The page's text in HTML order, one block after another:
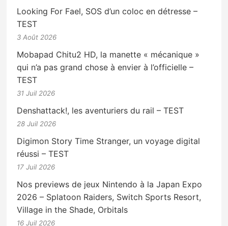
Looking For Fael, SOS d’un coloc en détresse –
TEST
3 Août 2026
Mobapad Chitu2 HD, la manette « mécanique »
qui n’a pas grand chose à envier à l’officielle –
TEST
31 Juil 2026
Denshattack!, les aventuriers du rail – TEST
28 Juil 2026
Digimon Story Time Stranger, un voyage digital
réussi – TEST
17 Juil 2026
Nos previews de jeux Nintendo à la Japan Expo
2026 – Splatoon Raiders, Switch Sports Resort,
Village in the Shade, Orbitals
16 Juil 2026